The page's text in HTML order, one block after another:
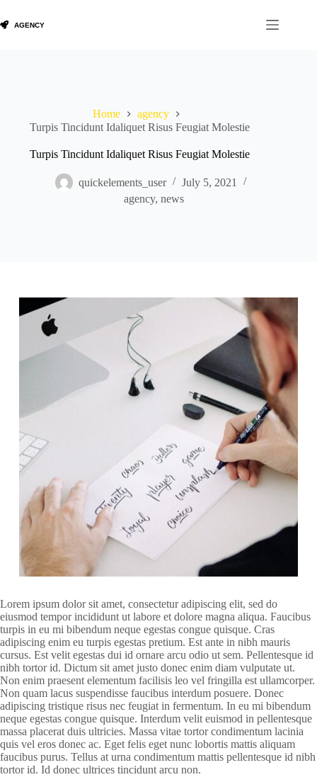
to
content
Home
agency
Turpis Tincidunt Idaliquet Risus Feugiat Molestie
Turpis Tincidunt Idaliquet Risus Feugiat Molestie
quickelements_user
July 5, 2021
agency, news
Lorem ipsum dolor sit amet, consectetur adipiscing elit, sed do
eiusmod tempor incididunt ut labore et dolore magna aliqua. Faucibus
turpis in eu mi bibendum neque egestas congue quisque. Cras
adipiscing enim eu turpis egestas pretium. Est ante in nibh mauris
cursus. Est velit egestas dui id ornare arcu odio ut sem. Pellentesque id
nibh tortor id. Dictum sit amet justo donec enim diam vulputate ut.
Non enim praesent elementum facilisis leo vel fringilla est ullamcorper.
Non quam lacus suspendisse faucibus interdum posuere. Donec
adipiscing tristique risus nec feugiat in fermentum. In eu mi bibendum
neque egestas congue quisque. Interdum velit euismod in pellentesque
massa placerat duis ultricies. Massa vitae tortor condimentum lacinia
quis vel eros donec ac. Eget felis eget nunc lobortis mattis aliquam
faucibus purus. Tellus at urna condimentum mattis pellentesque id nibh
tortor id. Id donec ultrices tincidunt arcu non.